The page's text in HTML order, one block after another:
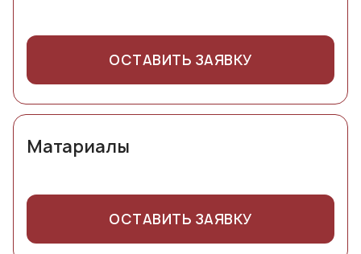
ОСТАВИТЬ ЗАЯВКУ
Матариалы
ОСТАВИТЬ ЗАЯВКУ